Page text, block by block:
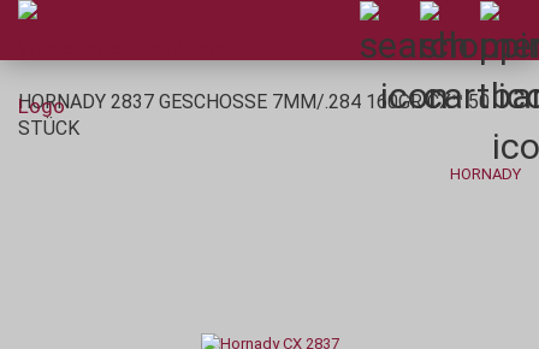
HORNADY 2837 GESCHOSSE 7MM/.284 160GR CX™ 50
STÜCK
HORNADY